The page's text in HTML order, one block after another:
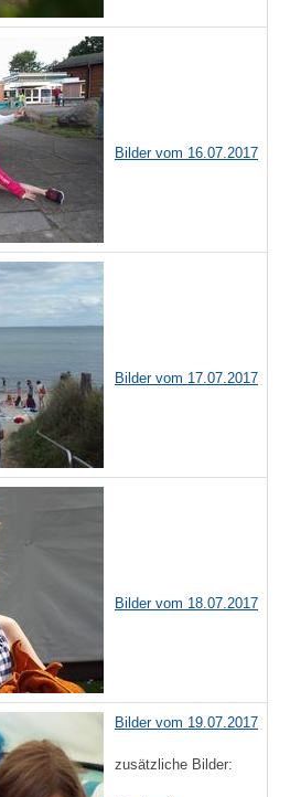
Bilder vom 16.07.2017
Bilder vom 17.07.2017
Bilder vom 18.07.2017
Bilder vom 19.07.2017
zusätzliche Bilder: